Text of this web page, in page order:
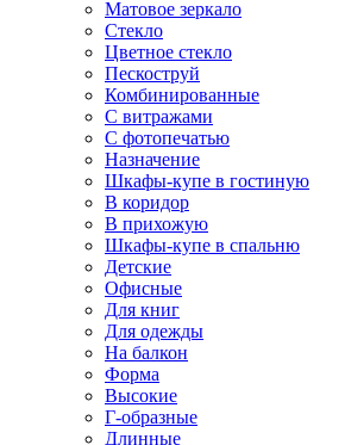
Матовое зеркало
Стекло
Цветное стекло
Пескоструй
Комбинированные
С витражами
С фотопечатью
Назначение
Шкафы-купе в гостиную
В коридор
В прихожую
Шкафы-купе в спальню
Детские
Офисные
Для книг
Для одежды
На балкон
Форма
Высокие
Г-образные
Длинные